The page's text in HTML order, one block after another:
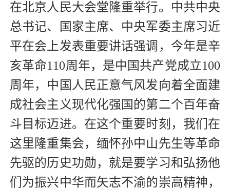
在北京人民大会堂隆重举行。中共中央
总书记、国家主席、中央军委主席习近
平在会上发表重要讲话强调，今年是辛
亥革命110周年，是中国共产党成立100
周年，中国人民正意气风发向着全面建
成社会主义现代化强国的第二个百年奋
斗目标迈进。在这个重要时刻，我们在
这里隆重集会，缅怀孙中山先生等革命
先驱的历史功勋，就是要学习和弘扬他
们为振兴中华而矢志不渝的崇高精神，